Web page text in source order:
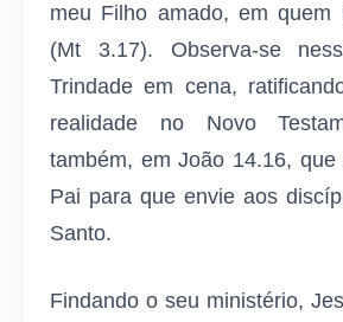
meu Filho amado, em quem
(Mt 3.17). Observa-se
Trindade em cena,
realidade no Novo
também, em João 14.16,
Pai para que envie aos
Santo.
Findando o seu ministério,